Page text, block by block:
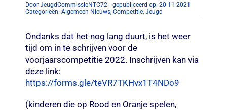
Door JeugdCommissieNTC72
gepubliceerd op: 20-11-2021
Categorieën: Algemeen Nieuws, Competitie, Jeugd
Ondanks dat het nog lang duurt, is het weer
tijd om in te schrijven voor de
voorjaarscompetitie 2022. Inschrijven kan via
deze link:
https://forms.gle/teVR7TKHvx1T4NDo9
(kinderen die op Rood en Oranje spelen,